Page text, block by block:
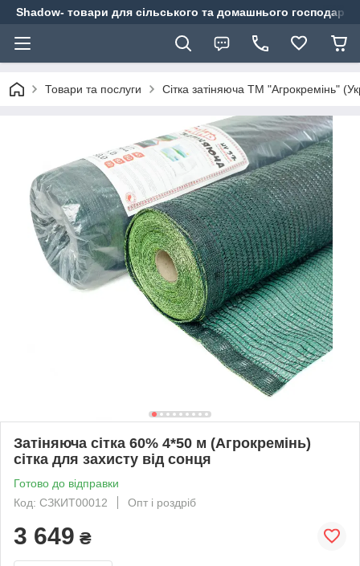
Shadow- товари для сільського та домашнього
Товари та послуги Сітка затіняюча ТМ "Агрокремінь"
Затіняюча сітка 60% 4*50 м (Агрокремінь)
сітка для захисту від сонця
Готово до відправки
Код: СЗКИТ00012
Опт і роздріб
3 649 ₴